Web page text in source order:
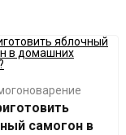
самогон в